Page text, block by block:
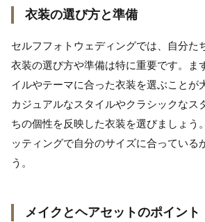
衣装の選び方と準備
セルフフォトウェディングでは、自分た
衣装の選び方や準備は特に重要です。ま
イルやテーマに合った衣装を選ぶことが
カジュアルなスタイルやクラシックなス
ちの個性を反映した衣装を選びましょう
ッティングで自分のサイズに合っている
う。
メイクとヘアセットのポイント